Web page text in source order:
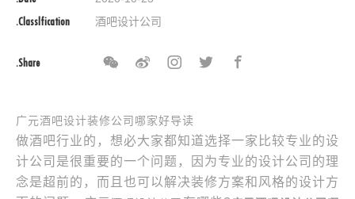
.Classlfication 酒吧设计公司
.Share
广元酒吧设计装修公司哪家好导读
做酒吧行业的，想必大家都知道选择一家比较专业的设
计公司是很重要的一个问题，因为专业的设计公司的理
念是超前的，而且也可以解决装修方案和风格的设计方